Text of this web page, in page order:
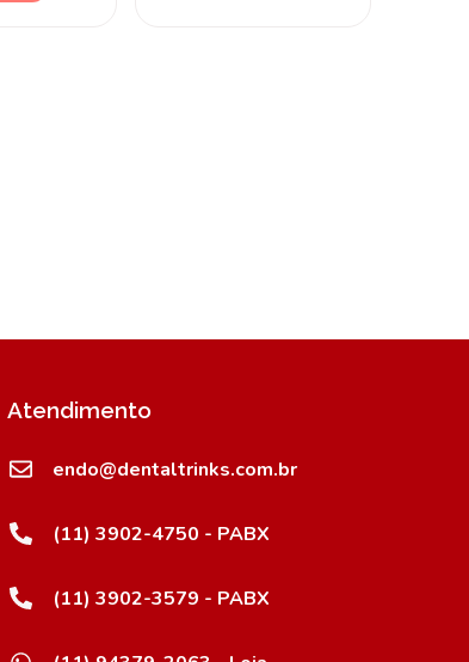
Atendimento
endo@dentaltrinks.com.br
(11) 3902-4750 - PABX
(11) 3902-3579 - PABX